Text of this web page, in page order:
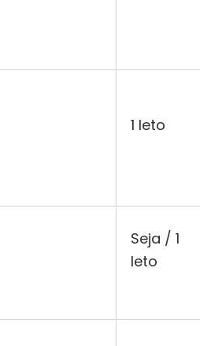
1 leto
Seja / 1
leto